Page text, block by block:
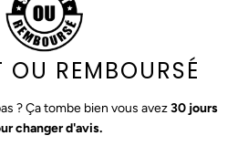
OU REMBOURSÉ
? Ça tombe bien vous avez30 jours
changer d'avis.